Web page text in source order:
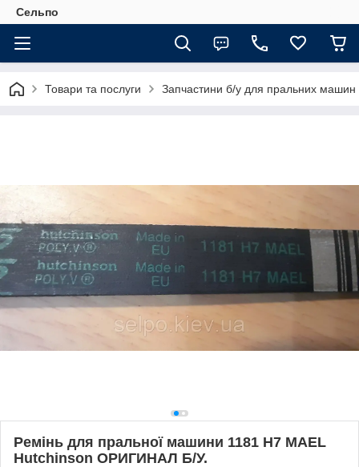
Сельпо
Товари та послуги Запчастини б/у для пральних машин
Ремінь для пральної машини 1181 H7 MAEL
Hutchinson ОРИГИНАЛ Б/У.